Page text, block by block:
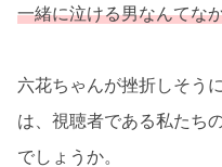
一緒に泣ける男なんてな
六花ちゃんが挫折しそう
は、視聴者である私たち
でしょうか。